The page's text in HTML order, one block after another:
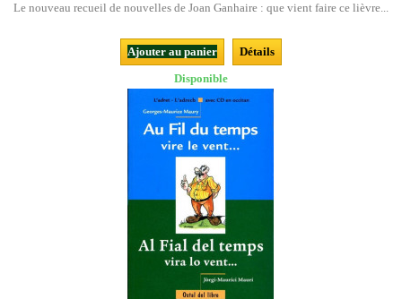
Le nouveau recueil de nouvelles de Joan Ganhaire : que vient faire ce lièvre...
Ajouter au panier
Détails
Disponible